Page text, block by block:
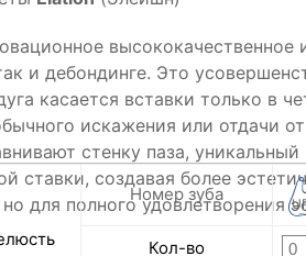
высококачественное
и дебондинге. Это
касается вставки только в
искажения или отдачи
стенку паза,
ставки, создавая более
для полногоНомер зуба
Кол-во